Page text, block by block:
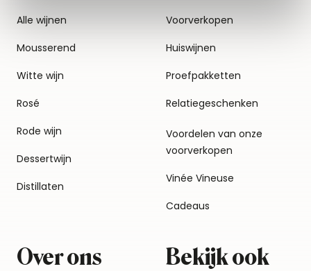
Alle wijnen
Mousserend
Witte wijn
Rosé
Rode wijn
Dessertwijn
Distillaten
Voorverkopen
Huiswijnen
Proefpakketten
Relatiegeschenken
Voordelen van onze
voorverkopen
Vinée Vineuse
Cadeaus
Over ons Bekijk ook